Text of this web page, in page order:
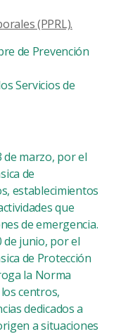
(PPRL).
de Prevención
Servicios de
de marzo, por el
de
establecimientos
que
de emergencia.
de junio, por el
de Protección
la Norma
centros,
dedicados a
a situaciones